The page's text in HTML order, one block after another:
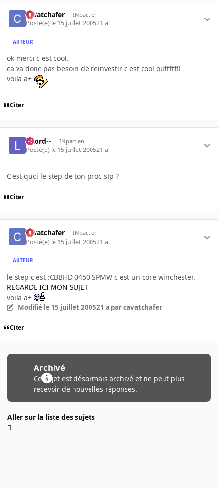
cavatchafer INpactien
Posté(e) le 15 juillet 200521 a
AUTEUR
ok merci c est cool.
ca va donc pas besoin de reinvestir c est cool oufffff!!
voila a+
Citer
--Lord-- INpactien
Posté(e) le 15 juillet 200521 a
C'est quoi le step de ton proc stp ?
Citer
cavatchafer INpactien
Posté(e) le 15 juillet 200521 a
AUTEUR
le step c est :CBBHD 0450 SPMW c est un core winchester.
REGARDE ICI MON SUJET
voila a+
Modifié le 15 juillet 200521 a par cavatchafer
Citer
Archivé
Ce sujet est désormais archivé et ne peut plus
recevoir de nouvelles réponses.
Aller sur la liste des sujets